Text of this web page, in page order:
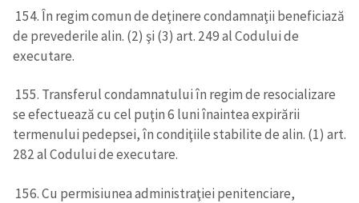
154. În regim comun de deţinere condamnaţii beneficiază
de prevederile alin. (2) şi (3) art. 249 al Codului de
executare.
155. Transferul condamnatului în regim de resocializare
se efectuează cu cel puţin 6 luni înaintea expirării
termenului pedepsei, în condiţiile stabilite de alin. (1) art.
282 al Codului de executare.
156. Cu permisiunea administraţiei penitenciare,